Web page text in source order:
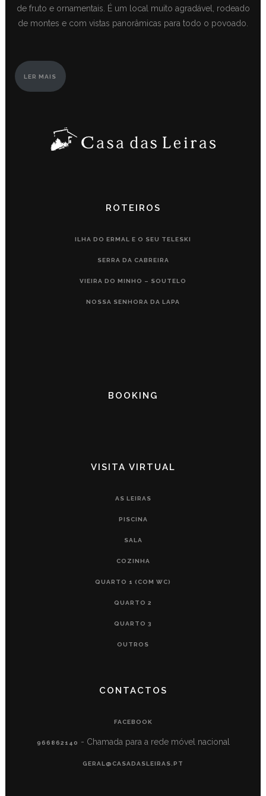
de fruto e ornamentais. É um local muito agradável, rodeado
de montes e com vistas panorâmicas para todo o povoado.
LER MAIS
ROTEIROS
ILHA DO ERMAL E O SEU TELESKI
SERRA DA CABREIRA
VIEIRA DO MINHO – SOUTELO
NOSSA SENHORA DA LAPA
BOOKING
VISITA VIRTUAL
AS LEIRAS
PISCINA
SALA
COZINHA
QUARTO 1 (COM WC)
QUARTO 2
QUARTO 3
OUTROS
CONTACTOS
FACEBOOK
966862140 - Chamada para a rede móvel nacional
GERAL@CASADASLEIRAS.PT